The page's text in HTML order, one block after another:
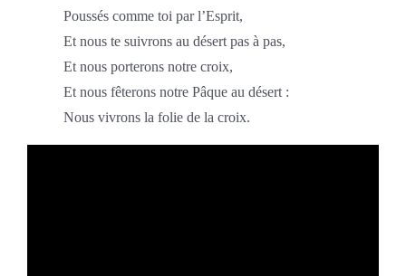
Poussés comme toi par l’Esprit,
Et nous te suivrons au désert pas à pas,
Et nous porterons notre croix,
Et nous fêterons notre Pâque au désert :
Nous vivrons la folie de la croix.